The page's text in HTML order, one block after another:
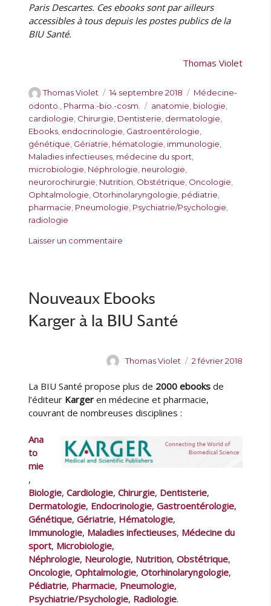
Paris Descartes. Ces ebooks sont par ailleurs
accessibles à tous depuis les postes publics de la
BIU Santé.
Thomas Violet
A
u
t
e
u
r
Thomas Violet
P
u
b
l
é
l
e
14 septembre 2018
C
a
t
é
g
i
e
s
Médecine-
odonto.
Pharma.-bio.-cosm.
É
t
i
q
u
e
t
t
e
anatomie biologie
cardiologie Chirurgie Dentisterie dermatologie
Ebooks endocrinologie Gastroentérologie
génétique Gériatrie hématologie immunologie
Maladies infectieuses médecine du sport
microbiologie Néphrologie neurologie
neurorochirurgie Nutrition Obstétrique Oncologie
Ophtalmologie Otorhinolaryngologie pédiatrie
pharmacie Pneumologie Psychiatrie/Psychologie
radiologie
Laisser un commentaire
o
o
k
a
g
e
r
l
a
B
U
S
a
n
é
Nouveaux Ebooks
Karger à la BIU Santé
A
t
e
u
Thomas Violet
P
b
l
e
2 février 2018
La BIU Santé propose plus de 2000 ebooks de
l’éditeur Kargeren médecine et pharmacie,
couvrant de nombreuses disciplines :
Ana
to
mie
,
Biologie,Cardiologie,Chirurgie, Dentisterie,
Dermatologie, Endocrinologie,Gastroentérologie,
Génétique,Gériatrie, Hématologie,
Immunologie, Maladies infectieuses, Médecine du
sport, Microbiologie,
Néphrologie, Neurologie, Nutrition,Obstétrique,
Oncologie,Ophtalmologie,Otorhinolaryngologie,
Pédiatrie, Pharmacie, Pneumologie,
Psychiatrie/Psychologie, Radiologie.